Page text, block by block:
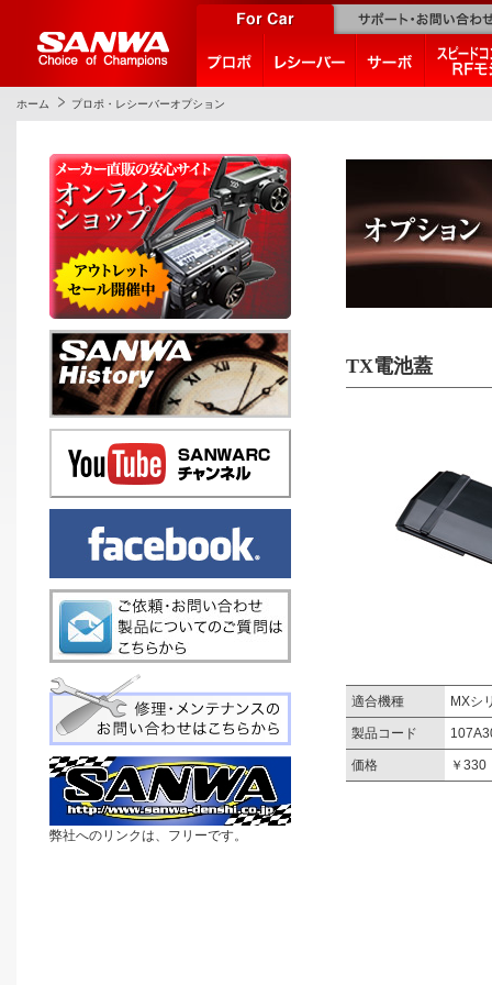
ホーム プロポ・レシーバーオプション
弊社へのリンクは、フリーです。
TX電池蓋
適合機種 MXシ
製品コード
価格 ￥330